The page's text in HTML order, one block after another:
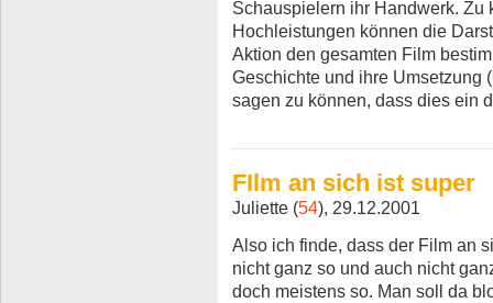
Schauspielern ihr Handwerk.
Hochleistungen können die
Aktion den gesamten Film
Geschichte und ihre Umsetzung
sagen zu können, dass dies ein
FIlm an sich ist super
Juliette (54), 29.12.2001
Also ich finde, dass der Film an
nicht ganz so und auch nicht
doch meistens so. Man soll da